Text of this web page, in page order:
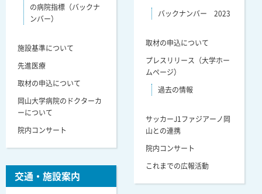
の病院指標（バックナ
ンバー）
施設基準について
先進医療
取材の申込について
岡山大学病院のドクターカ
ーについて
院内コンサート
交通・施設案内
バックナンバー 2023
取材の申込について
プレスリリース（大学ホー
ムページ）
過去の情報
サッカーJ1ファジアーノ岡
山との連携
院内コンサート
これまでの広報活動